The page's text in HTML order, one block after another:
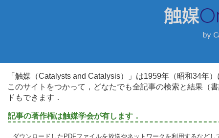
「触媒（Catalysts and Catalysis）」は1959年（昭和34年
このサイトをつかって，どなたでも全記事の検索と結果（
ドもできます．
記事の著作権は触媒学会が有します．
ダウンロードしたPDFファイルを放送やネットワークを利用するなど